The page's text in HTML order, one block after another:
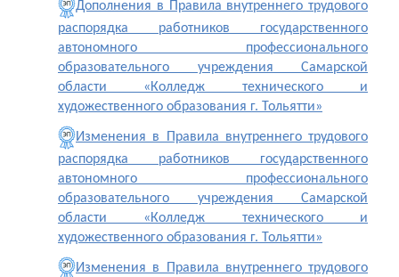
Дополнения в Правила внутреннего трудового
распорядка работников государственного
автономного профессионального
образовательного учреждения Самарской
области «Колледж технического и
художественного образования г. Тольятти»
Изменения в Правила внутреннего трудового
распорядка работников государственного
автономного профессионального
образовательного учреждения Самарской
области «Колледж технического и
художественного образования г. Тольятти»
Изменения в Правила внутреннего трудового